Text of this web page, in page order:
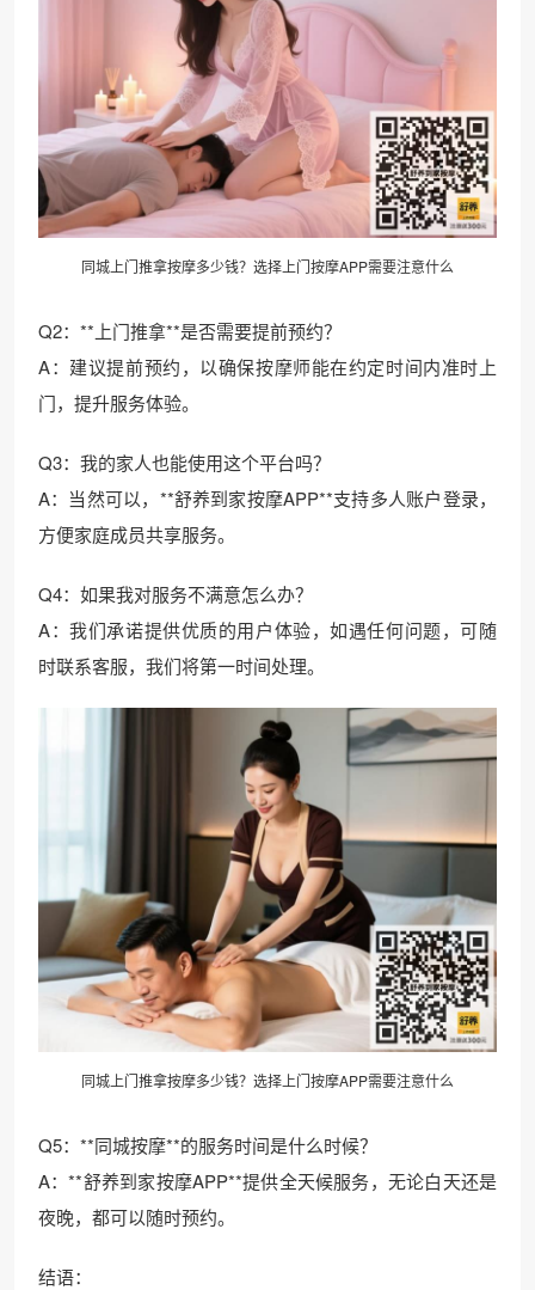
同城上门推拿按摩多少钱？选择上门按摩APP需要注意什么
Q2：**上门推拿**是否需要提前预约？
A：建议提前预约，以确保按摩师能在约定时间内准时上
门，提升服务体验。
Q3：我的家人也能使用这个平台吗？
A：当然可以，**舒养到家按摩APP**支持多人账户登录，
方便家庭成员共享服务。
Q4：如果我对服务不满意怎么办？
A：我们承诺提供优质的用户体验，如遇任何问题，可随
时联系客服，我们将第一时间处理。
同城上门推拿按摩多少钱？选择上门按摩APP需要注意什么
Q5：**同城按摩**的服务时间是什么时候？
A：**舒养到家按摩APP**提供全天候服务，无论白天还是
夜晚，都可以随时预约。
结语：